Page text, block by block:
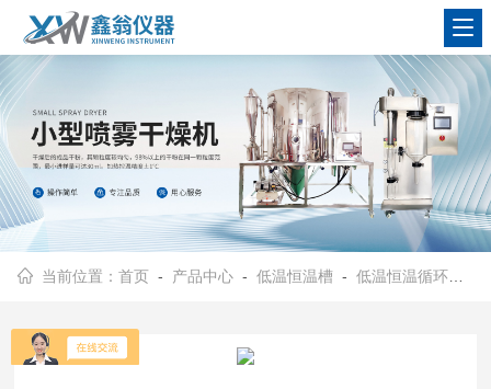
查看更多
当前位置：首页 - 产品中心 -低温恒温槽 -低温恒温循环器